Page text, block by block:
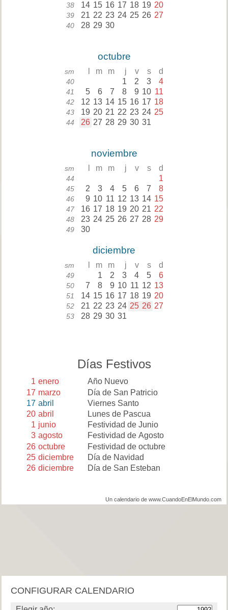
38 14 15 16 17 18 19 20
39 21 22 23 24 25 26 27
40 28 29 30
octubre
sm m m j v s d
40 1 2 3 4
41 5 6 7 8 9 10 11
42 12 13 14 15 16 17 18
43 19 20 21 22 23 24 25
44 26 27 28 29 30 31
noviembre
sm m m j v s d
44 1
45 2 3 4 5 6 7 8
46 9 10 11 12 13 14 15
47 16 17 18 19 20 21 22
48 23 24 25 26 27 28 29
49 30
diciembre
sm m m j v s d
49 1 2 3 4 5 6
50 7 8 9 10 11 12 13
51 14 15 16 17 18 19 20
52 21 22 23 24 25 26 27
53 28 29 30 31
Días Festivos
1 enero
Año Nuevo
17 marzo
Día de San Patricio
17 abril
Viernes Santo
20 abril
Lunes de Pascua
1 junio
Festividad de Junio
3 agosto
Festividad de Agosto
26 octubre
Festividad de octubre
25 diciembre
Día de Navidad
26 diciembre Día de San Esteban
Un calendario de www.CuandoEnElMundo.com
CONFIGURAR CALENDARIO